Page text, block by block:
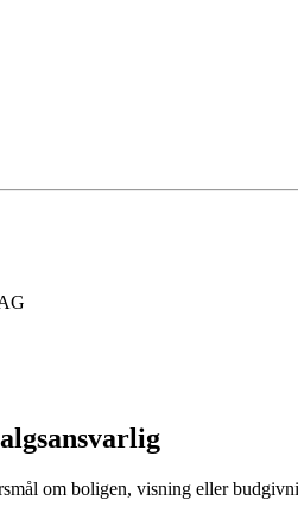
om boligen, visning eller